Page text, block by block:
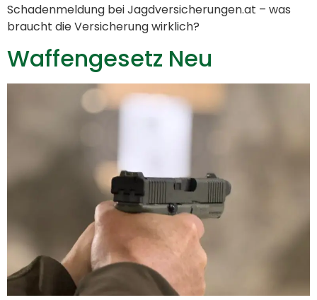
Schadenmeldung bei Jagdversicherungen.at – was
braucht die Versicherung wirklich?
Waffengesetz Neu